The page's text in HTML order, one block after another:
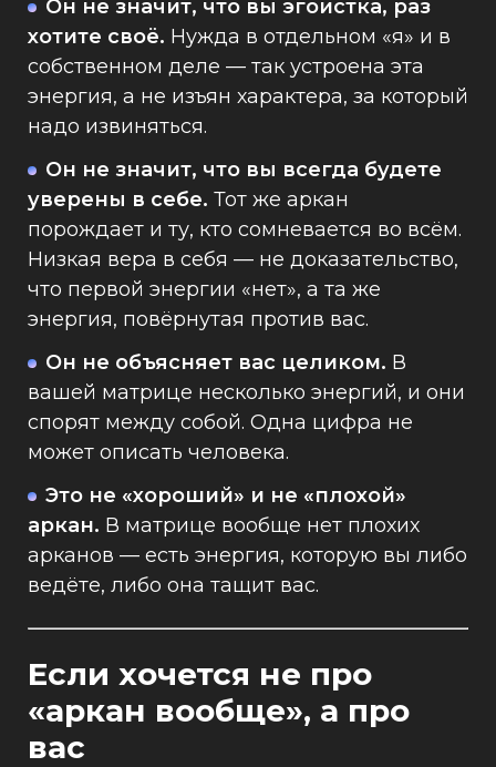
Он не значит, что вы эгоистка, раз
хотите своё. Нужда в отдельном «я» и в
собственном деле — так устроена эта
энергия, а не изъян характера, за который
надо извиняться.
Он не значит, что вы всегда будете
уверены в себе. Тот же аркан
порождает и ту, кто сомневается во всём.
Низкая вера в себя — не доказательство,
что первой энергии «нет», а та же
энергия, повёрнутая против вас.
Он не объясняет вас целиком. В
вашей матрице несколько энергий, и они
спорят между собой. Одна цифра не
может описать человека.
Это не «хороший» и не «плохой»
аркан. В матрице вообще нет плохих
арканов — есть энергия, которую вы либо
ведёте, либо она тащит вас.
Если хочется не про
«аркан вообще», а про
вас